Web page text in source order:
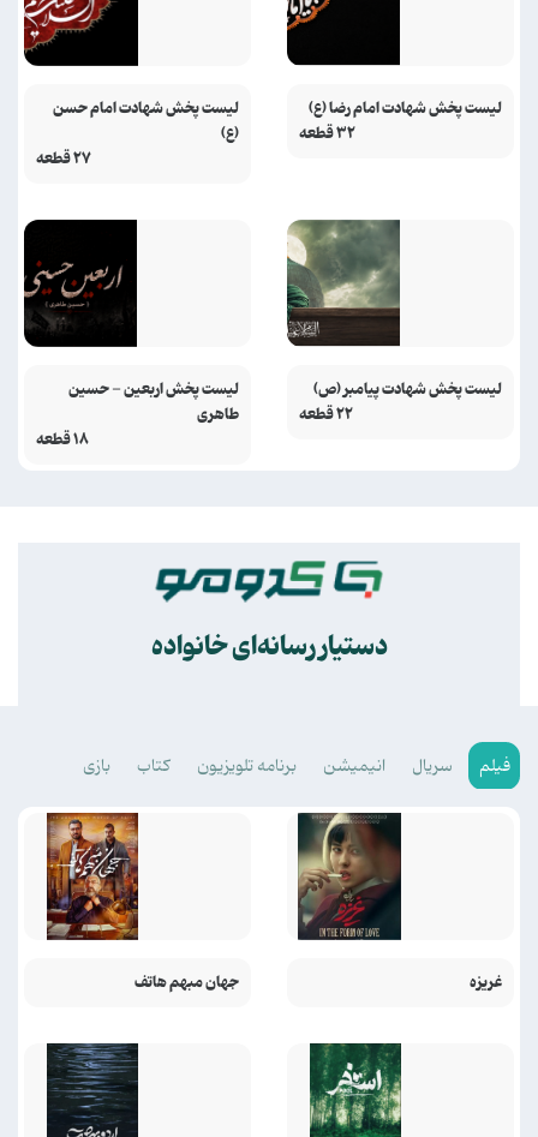
۳۲ قطعه
لیست پخش شهادت امام رضا (ع)
۲۷ قطعه
لیست پخش شهادت امام حسن
(ع)
۲۲ قطعه
لیست پخش شهادت پیامبر (ص)
۱۸ قطعه
لیست پخش اربعین - حسین
طاهری
دستیار رسانه‌ای خانواده
فیلم سریال انیمیشن برنامه تلویزیون کتاب بازی
غریزه جهان مبهم هاتف